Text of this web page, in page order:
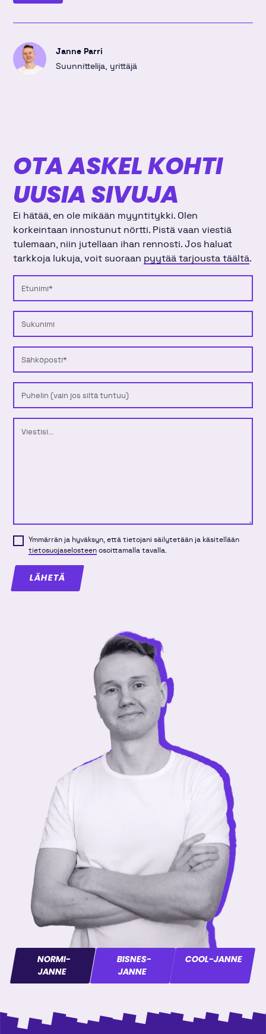
Janne Parri
Suunnittelija, yrittäjä
OTA ASKEL KOHTI
UUSIA SIVUJA
Ei hätää, en ole mikään myyntitykki. Olen
korkeintaan innostunut nörtti. Pistä vaan viestiä
tulemaan, niin jutellaan ihan rennosti. Jos haluat
tarkkoja lukuja, voit suoraan pyytää tarjousta täältä.
Ymmärrän ja hyväksyn, että tietojani säilytetään ja käsitellään
tietosuojaselosteenosoittamalla tavalla.
NORMI-
JANNE
BISNES-
JANNE
COOL-JANNE